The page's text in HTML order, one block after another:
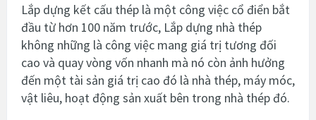
Lắp dựng kết cấu thép là một công việc cổ điển bắt
đầu từ hơn 100 năm trước, Lắp dựng nhà thép
không những là công việc mang giá trị tương đối
cao và quay vòng vốn nhanh mà nó còn ảnh hưởng
đến một tài sản giá trị cao đó là nhà thép, máy móc,
vật liêu, hoạt động sản xuất bên trong nhà thép đó.